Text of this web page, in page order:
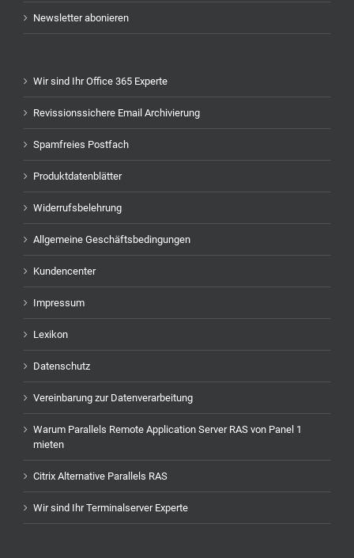
Newsletter abonieren
Wir sind Ihr Office 365 Experte
Revissionssichere Email Archivierung
Spamfreies Postfach
Produktdatenblätter
Widerrufsbelehrung
Allgemeine Geschäftsbedingungen
Kundencenter
Impressum
Lexikon
Datenschutz
Vereinbarung zur Datenverarbeitung
Warum Parallels Remote Application Server RAS von Panel 1
mieten
Citrix Alternative Parallels RAS
Wir sind Ihr Terminalserver Experte